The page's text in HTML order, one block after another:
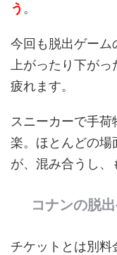
う 。
今回も脱出ゲーム
上がったり下がっ
疲れます。
スニーカーで手荷
楽。ほとんどの場
が、混み合うし、
コナンの脱
チケットとは別料